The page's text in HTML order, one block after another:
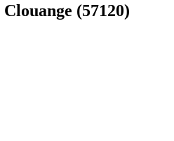
Clouange (57120)